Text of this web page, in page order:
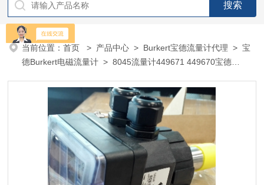
泵，安沃驰Aventics电磁阀|气缸，Samson萨姆森定位器
当前位置：首页 > 产品中心 > Burkert宝德流量计代理 >宝
德Burkert电磁流量计 > 8045流量计449671 449670宝德